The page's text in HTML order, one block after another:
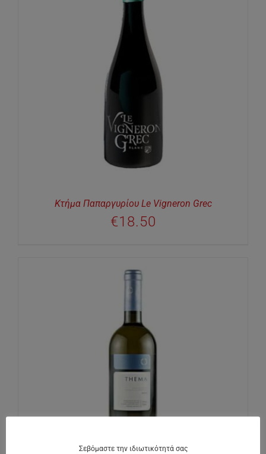
Κτήμα Παπαργυρίου Le Vigneron Grec
€18.50
Σεβόμαστε την ιδιωτικότητά σας